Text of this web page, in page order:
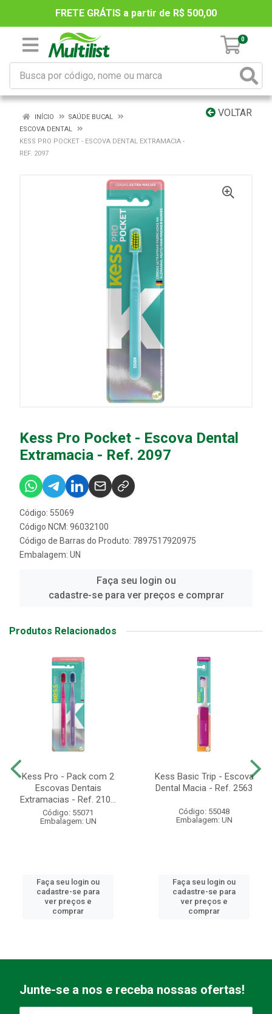
FRETE GRÁTIS a partir de R$ 500,00
0
VOLTAR
INÍCIO
SAÚDE BUCAL
ESCOVA DENTAL
KESS PRO POCKET - ESCOVA DENTAL EXTRAMACIA -
REF. 2097
Kess Pro Pocket - Escova Dental
Extramacia - Ref. 2097
Código: 55069
Código NCM: 96032100
Código de Barras do Produto: 7897517920975
Embalagem: UN
Faça seu login ou
cadastre-se para ver preços e comprar
Produtos Relacionados
Kess Pro - Pack com 2
Escovas Dentais
Extramacias - Ref. 210...
Código: 55071
Embalagem: UN
Faça seu login ou
cadastre-se para
ver preços e
comprar
Kess Basic Trip - Escova
Dental Macia - Ref. 2563
Código: 55048
Embalagem: UN
Faça seu login ou
cadastre-se para
ver preços e
comprar
Junte-se a nos e receba nossas ofertas!